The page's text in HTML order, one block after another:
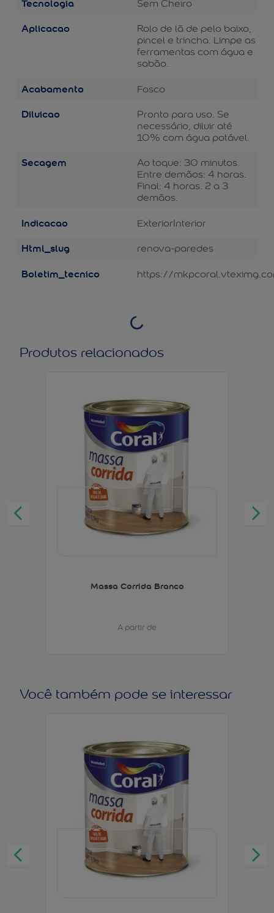
Sem Cheiro
Aplicacao
Rolo de lã de pelo baixo,
pincel e trincha. Limpe as
ferramentas com água e
sabão.
Acabamento Fosco
Diluicao
Pronto para uso. Se
necessário, diluir até
10% com água potável.
Secagem
Ao toque: 30 minutos.
Entre demãos: 4 horas.
Final: 4 horas. 2 a 3
demãos.
Indicacao ExteriorInterior
Html_slug renova-paredes
Boletim_tecnico https://
Produtos relacionados
Massa Corrida Branco
A partir de
Você também pode se interessar